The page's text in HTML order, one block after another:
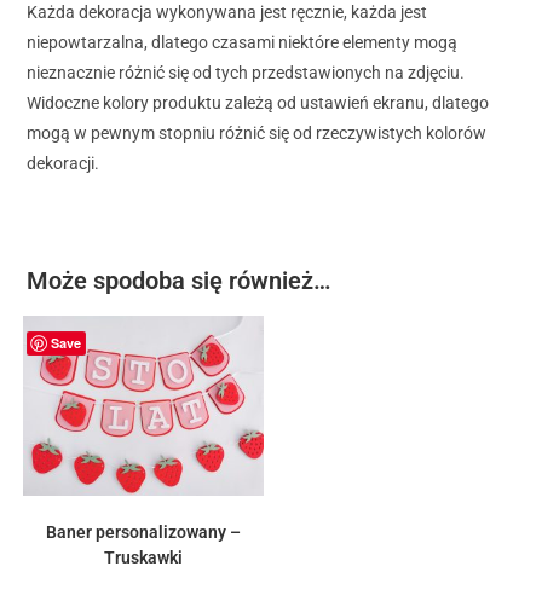
Każda dekoracja wykonywana jest ręcznie, każda jest
niepowtarzalna, dlatego czasami niektóre elementy mogą
nieznacznie różnić się od tych przedstawionych na zdjęciu.
Widoczne kolory produktu zależą od ustawień ekranu, dlatego
mogą w pewnym stopniu różnić się od rzeczywistych kolorów
dekoracji.
Może spodoba się również…
Save
Baner personalizowany –
Truskawki